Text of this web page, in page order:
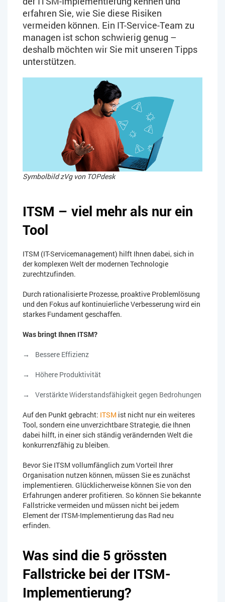
erfahren Sie, wie Sie diese Risiken
vermeiden können. Ein IT-Service-Team zu
managen ist schon schwierig genug –
deshalb möchten wir Sie mit unseren Tipps
unterstützen.
Symbolbild zVg von TOPdesk
ITSM – viel mehr als nur ein
Tool
ITSM (IT-Servicemanagement) hilft Ihnen dabei, sich in
der komplexen Welt der modernen Technologie
zurechtzufinden.
Durch rationalisierte Prozesse, proaktive Problemlösung
und den Fokus auf kontinuierliche Verbesserung wird ein
starkes Fundament geschaffen.
Was bringt Ihnen ITSM?
Bessere Effizienz
Höhere Produktivität
Verstärkte Widerstandsfähigkeit gegen Bedrohungen
Auf den Punkt gebracht: ITSM ist nicht nur ein weiteres
Tool, sondern eine unverzichtbare Strategie, die Ihnen
dabei hilft, in einer sich ständig verändernden Welt die
konkurrenzfähig zu bleiben.
Bevor Sie ITSM vollumfänglich zum Vorteil Ihrer
Organisation nutzen können, müssen Sie es zunächst
implementieren. Glücklicherweise können Sie von den
Erfahrungen anderer profitieren. So können Sie bekannte
Fallstricke vermeiden und müssen nicht bei jedem
Element der ITSM-Implementierung das Rad neu
erfinden.
Was sind die 5 grössten
Fallstricke bei der ITSM-
Implementierung?